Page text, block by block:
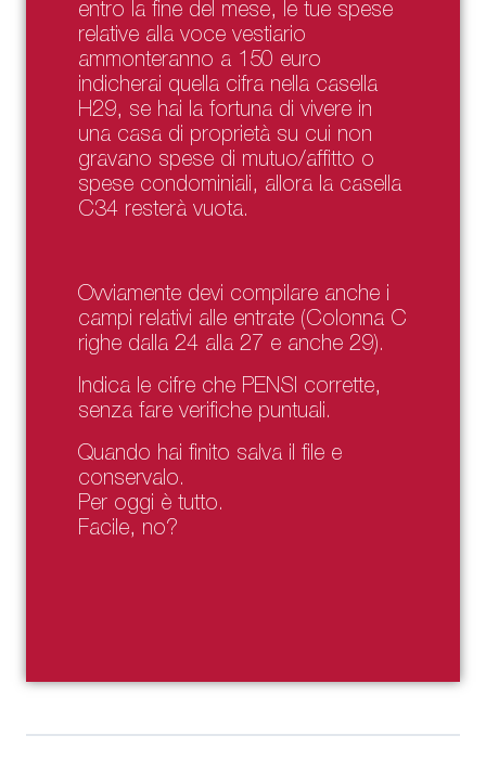
entro la fine del mese, le tue spese
relative alla voce vestiario
ammonteranno a 150 euro
indicherai quella cifra nella casella
H29, se hai la fortuna di vivere in
una casa di proprietà su cui non
gravano spese di mutuo/affitto o
spese condominiali, allora la casella
C34 resterà vuota.
Ovviamente devi compilare anche i
campi relativi alle entrate (Colonna C
righe dalla 24 alla 27 e anche 29).
Indica le cifre che PENSI corrette,
senza fare verifiche puntuali.
Quando hai finito salva il file e
conservalo.
Per oggi è tutto.
Facile, no?